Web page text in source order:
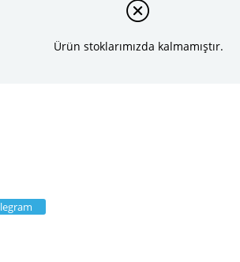
Ürün stoklarımızda kalmamıştır.